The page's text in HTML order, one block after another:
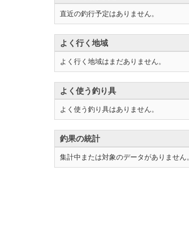
直近の釣行予定はありません。
よく行く地域
よく行く地域はまだありません。
よく使う釣り具
よく使う釣り具はありません。
釣果の統計
集計中または対象のデータがありません。